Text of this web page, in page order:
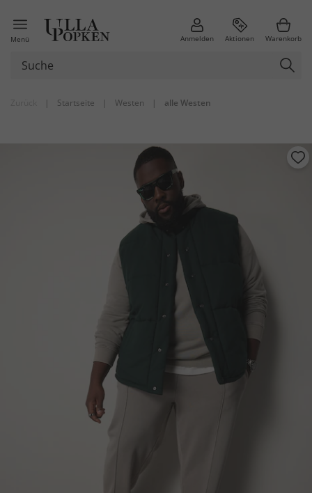
Menü Anmelden Aktionen Warenkorb
| Startseite | Westen | alle Westen